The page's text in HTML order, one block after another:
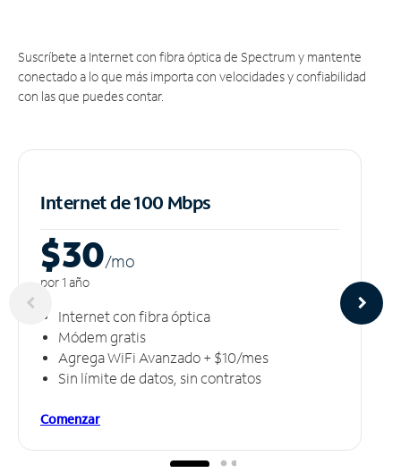
Suscríbete a Internet con fibra óptica de Spectrum y mantente
conectado a lo que más importa con velocidades y confiabilidad
con las que puedes contar.
Internet de 100 Mbps
$30/mo
por 1 año
Internet con fibra óptica
Módem gratis
Agrega WiFi Avanzado + $10/mes
Sin límite de datos, sin contratos
Comenzar